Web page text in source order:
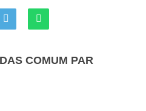
COMUM PAR